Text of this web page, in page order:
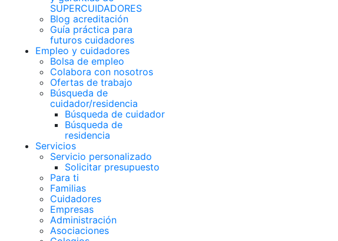
SUPERCUIDADORES
Blog acreditación
Guía práctica para
futuros cuidadores
Empleo y cuidadores
Bolsa de empleo
Colabora con nosotros
Ofertas de trabajo
Búsqueda de
cuidador/residencia
Búsqueda de cuidador
Búsqueda de
residencia
Servicios
Servicio personalizado
Solicitar presupuesto
Para ti
Familias
Cuidadores
Empresas
Administración
Asociaciones